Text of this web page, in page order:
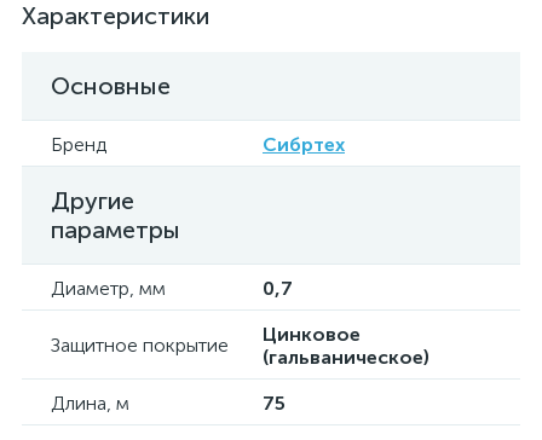
Характеристики
Основные
Бренд Сибртех
Другие
параметры
Диаметр, мм 0,7
Защитное покрытие
Цинковое
(гальваническое)
Длина, м
75